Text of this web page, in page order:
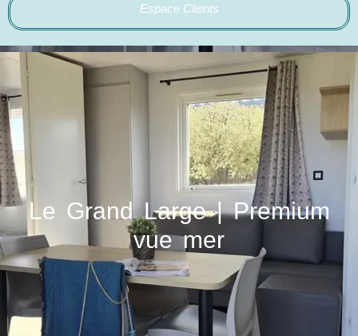
Espace Clients
Le Grand Large | Premium
vue mer